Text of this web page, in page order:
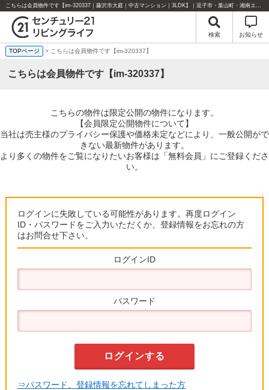
こちらは会員物件です【im-320337｜藤沢市大庭｜中古マンション｜3LDK】｜逗子市・葉山町・湘南エリアの不動産のことならセンチュリー21リビングライフにお任せください！
検索 お知らせ
TOPページ > こちらは会員物件です【im-320337】
こちらは会員物件です【im-320337】
こちらの物件は限定公開の物件になります。
【会員限定公開物件について】
当社は売主様のプライバシー保護や価格未定などにより、一般公開がで
きない最新物件があります。
より多くの物件をご覧になりたいお客様は「無料会員」にご登録くださ
い。
ログインに失敗している可能性があります。再度ログイン
ID・パスワードをご入力いただくか、登録情報をお忘れの方
はお問合せ下さい。
ログインID
パスワード
⇒パスワード、登録情報を忘れてしまった方